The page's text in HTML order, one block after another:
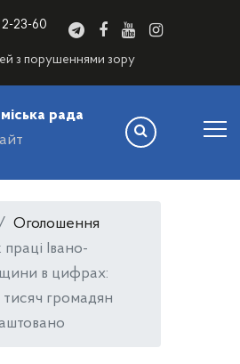
2-23-60
з порушеннями зору
рада
Оголошення
Івано-
в цифрах:
громадян